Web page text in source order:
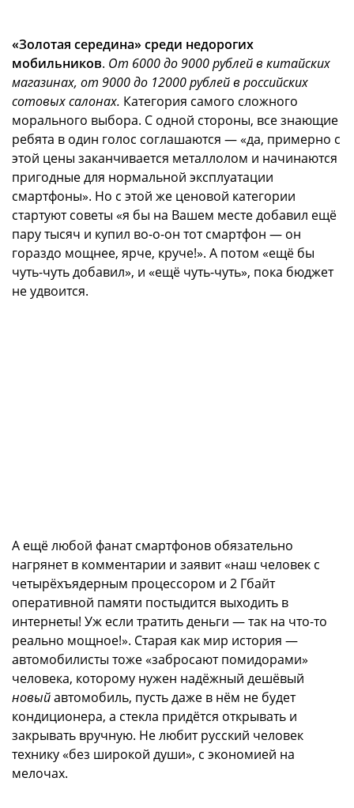
«Золотая середина» среди недорогих
мобильников. От 6000 до 9000 рублей в китайских
магазинах, от 9000 до 12000 рублей в российских
сотовых салонах. Категория самого сложного
морального выбора. С одной стороны, все знающие
ребята в один голос соглашаются — «да, примерно с
этой цены заканчивается металлолом и начинаются
пригодные для нормальной эксплуатации
смартфоны». Но с этой же ценовой категории
стартуют советы «я бы на Вашем месте добавил ещё
пару тысяч и купил во-о-он тот смартфон — он
гораздо мощнее, ярче, круче!». А потом «ещё бы
чуть-чуть добавил», и «ещё чуть-чуть», пока бюджет
не удвоится.
А ещё любой фанат смартфонов обязательно
нагрянет в комментарии и заявит «наш человек с
четырёхъядерным процессором и 2 Гбайт
оперативной памяти постыдится выходить в
интернеты! Уж если тратить деньги — так на что-то
реально мощное!». Старая как мир история —
автомобилисты тоже «забросают помидорами»
человека, которому нужен надёжный дешёвый
новыйавтомобиль, пусть даже в нём не будет
кондиционера, а стекла придётся открывать и
закрывать вручную. Не любит русский человек
технику «без широкой души», с экономией на
мелочах.